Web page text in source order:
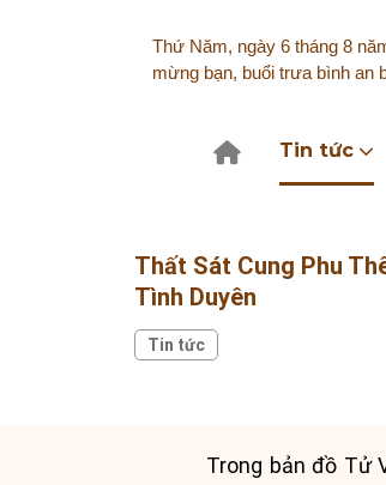
Thứ Năm, ngày 6 tháng 8
mừng bạn, buổi trưa bình an
Tin tức
Thất Sát Cung Phu
Tình Duyên
Tin tức
Trong bản đồ Tử